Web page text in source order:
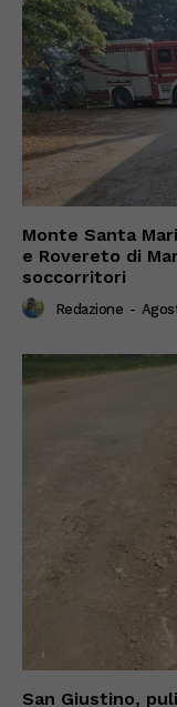
Monte Santa
e Rovereto di
soccorritori
Redazione -
San Giustino,